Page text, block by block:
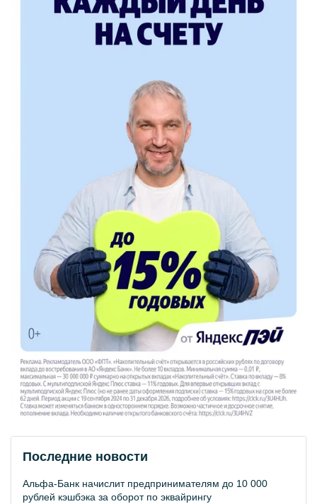
Последние новости
Альфа-Банк начислит предпринимателям до 10 000
рублей кэшбэка за оборот по эквайрингу